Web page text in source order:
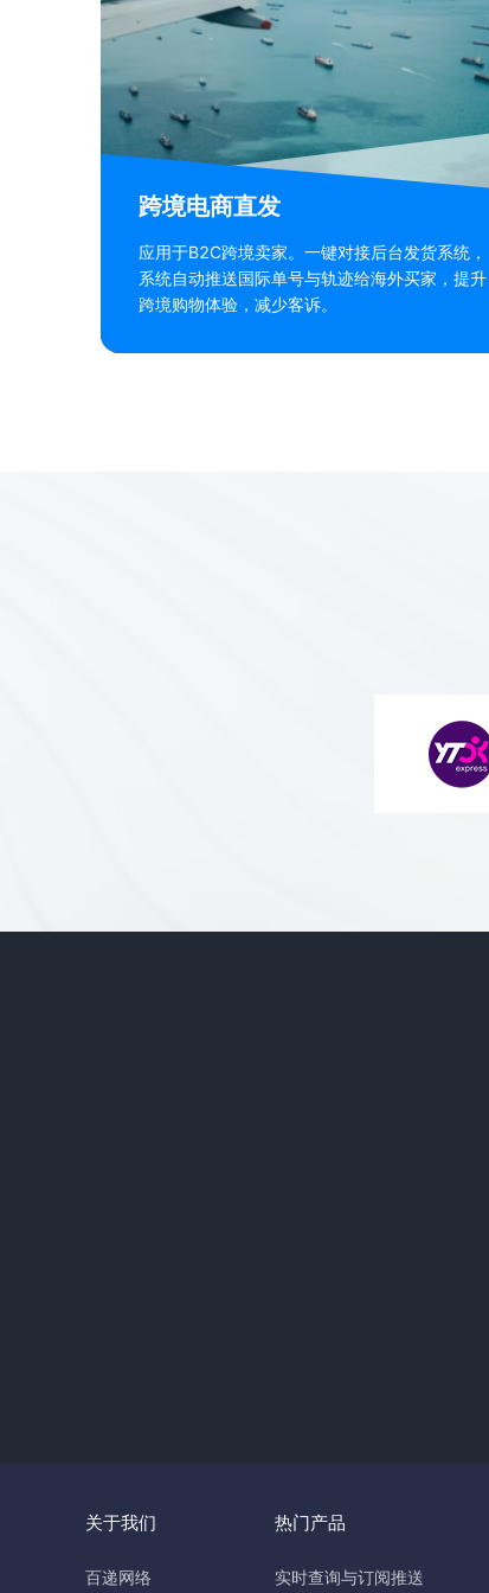
跨境电商直发
应用于B2C跨境卖家。一键对接后台发货系统，
系统自动推送国际单号与轨迹给海外买家，提升
跨境购物体验，减少客诉。
关于我们
百递网络
热门产品
实时查询与订阅推送